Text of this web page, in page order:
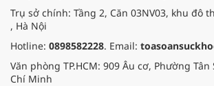
Trụ sở chính: Tầng 2, Căn 03NV03, khu đô
, Hà Nội
Hotline: 0898582228. Email:
Văn phòng TP.HCM: 909 Âu cơ, Phường Tân
Chí Minh